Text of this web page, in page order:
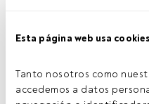
Esta página web usa cookies
Tanto nosotros como
accedemos a datos
Autor: beckstei, flickr, creative
Tiempo lectura: 2 min.